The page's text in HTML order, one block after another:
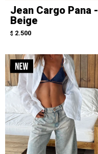
Jean Cargo Pana -
Beige
$ 2.500